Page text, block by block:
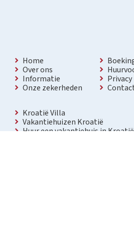
Home
Over ons
Informatie
Onze zekerheden
Privacy
Kroatië Villa
Vakantiehuizen Kroatië
Huur een vakantiehuis in Kroatië